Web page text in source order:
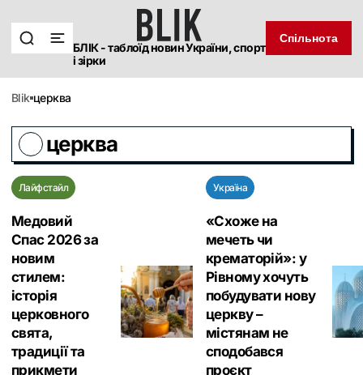
БЛІК - таблоїд новин України, спорт
і зірки
Спільнота
blik церква
церква
Лайфстайл
Медовий
Спас 2026 за
новим
стилем:
історія
церковного
свята,
традиції та
прикмети
Україна
«Схоже на
мечеть чи
крематорій»: у
Рівному хочуть
побудувати нову
церкву –
містянам не
сподобався
проєкт